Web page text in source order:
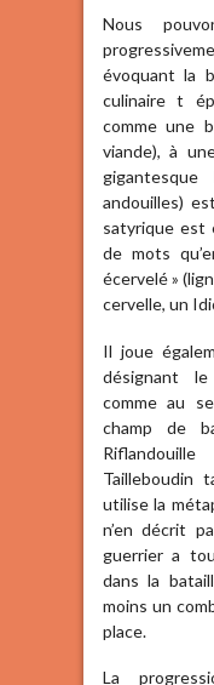
Nous
évoquant la
culinaire t
comme une
viande), à
andouilles)
satyrique est
de mots
écervelé »
cervelle, un
Il joue
désignant
comme au
champ de
Tailleboudin
utilise la
n’en décrit
guerrier a
dans la
moins un
place.
La